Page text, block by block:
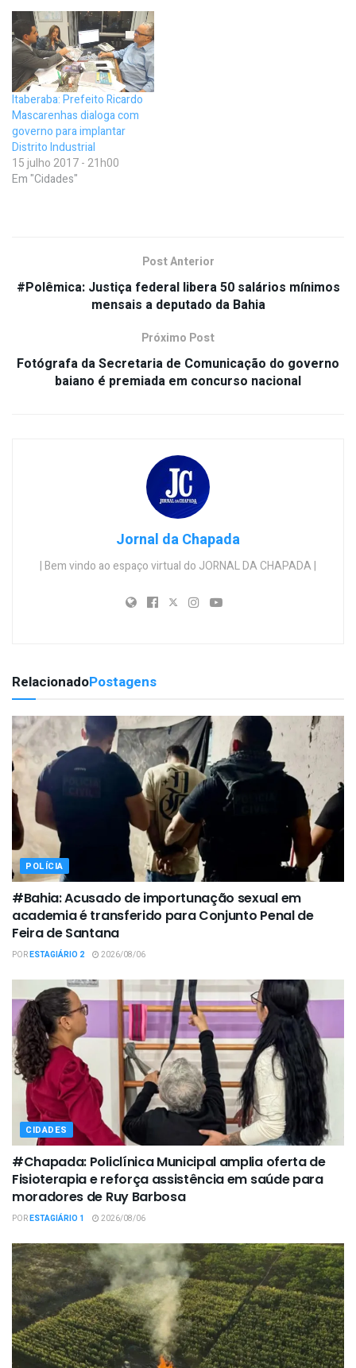
Itaberaba: Prefeito Ricardo
Mascarenhas dialoga com
governo para implantar
Distrito Industrial
15 julho 2017 - 21h00
Em "Cidades"
Post Anterior
#Polêmica: Justiça federal libera 50 salários mínimos
mensais a deputado da Bahia
Próximo Post
Fotógrafa da Secretaria de Comunicação do governo
baiano é premiada em concurso nacional
Jornal da Chapada
| Bem vindo ao espaço virtual do JORNAL DA CHAPADA |
RelacionadoPostagens
POLÍCIA
#Bahia: Acusado de importunação sexual em
academia é transferido para Conjunto Penal de
Feira de Santana
PORESTAGIÁRIO 2 2026/08/06
CIDADES
#Chapada: Policlínica Municipal amplia oferta de
Fisioterapia e reforça assistência em saúde para
moradores de Ruy Barbosa
PORESTAGIÁRIO 1 2026/08/06